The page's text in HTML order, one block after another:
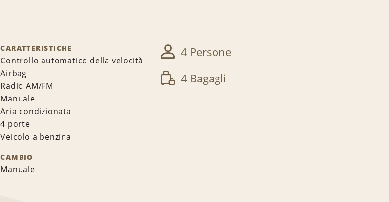
CARATTERISTICHE
Controllo automatico della velocità
Airbag
Radio AM/FM
Manuale
Aria condizionata
4 porte
Veicolo a benzina
CAMBIO
Manuale
4 Persone
4 Bagagli